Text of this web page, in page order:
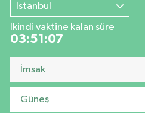
İstanbul
İkindi vaktine kalan süre
03:51:06
İmsak
Güneş